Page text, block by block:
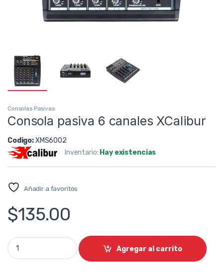
Consolas Pasivas
Consola pasiva 6 canales XCalibur
Codigo:XMS6002
Inventario: Hay existencias
Añadir a favoritos
$135.00
Consola pasiva 6 canales XCalibur quantity
Agregar al carrito